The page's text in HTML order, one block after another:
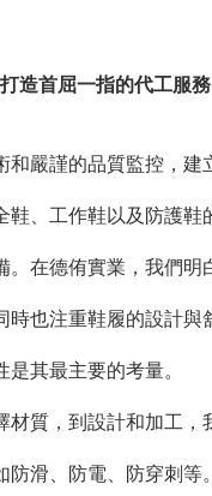
造首屈一指的代工服務
嚴謹的品質監控，建
、工作鞋以及防護鞋
在德侑實業，我們明
也注重鞋履的設計與
其最主要的考量。
質，到設計和加工，
滑、防電、防穿刺等。